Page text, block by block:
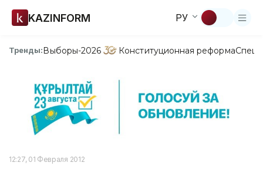
KAZINFORM РУ
Тренды:Выборы-2026 Конституционная реформа
12:27, 01 Февраля 2012